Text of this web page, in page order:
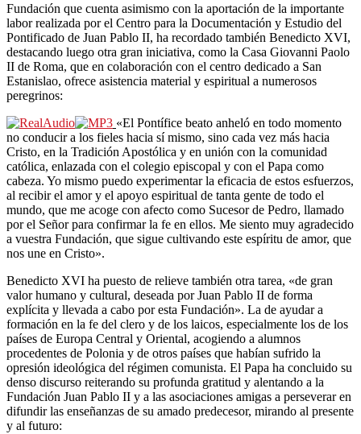
Fundación que cuenta asimismo con la aportación de la importante
labor realizada por el Centro para la Documentación y Estudio del
Pontificado de Juan Pablo II, ha recordado también Benedicto XVI,
destacando luego otra gran iniciativa, como la Casa Giovanni Paolo
II de Roma, que en colaboración con el centro dedicado a San
Estanislao, ofrece asistencia material y espiritual a numerosos
peregrinos:
«El Pontífice beato anheló en todo momento
no conducir a los fieles hacia sí mismo, sino cada vez más hacia
Cristo, en la Tradición Apostólica y en unión con la comunidad
católica, enlazada con el colegio episcopal y con el Papa como
cabeza. Yo mismo puedo experimentar la eficacia de estos esfuerzos,
al recibir el amor y el apoyo espiritual de tanta gente de todo el
mundo, que me acoge con afecto como Sucesor de Pedro, llamado
por el Señor para confirmar la fe en ellos. Me siento muy agradecido
a vuestra Fundación, que sigue cultivando este espíritu de amor, que
nos une en Cristo».
Benedicto XVI ha puesto de relieve también otra tarea, «de gran
valor humano y cultural, deseada por Juan Pablo II de forma
explícita y llevada a cabo por esta Fundación». La de ayudar a
formación en la fe del clero y de los laicos, especialmente los de los
países de Europa Central y Oriental, acogiendo a alumnos
procedentes de Polonia y de otros países que habían sufrido la
opresión ideológica del régimen comunista. El Papa ha concluido su
denso discurso reiterando su profunda gratitud y alentando a la
Fundación Juan Pablo II y a las asociaciones amigas a perseverar en
difundir las enseñanzas de su amado predecesor, mirando al presente
y al futuro: